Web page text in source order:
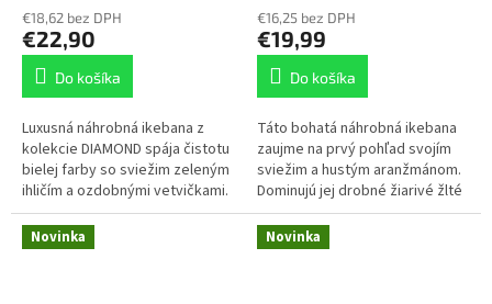
€18,62 bez DPH
€22,90
Do košíka
Luxusná náhrobná ikebana z
kolekcie DIAMOND spája čistotu
bielej farby so sviežim zeleným
ihličím a ozdobnými vetvičkami.
Dominantou aranžmánu je
nádherná, plne rozkvitnutá...
€16,25 bez DPH
€19,99
Do košíka
Táto bohatá náhrobná ikebana
zaujme na prvý pohľad svojím
sviežim a hustým aranžmánom.
Dominujú jej drobné žiarivé žlté
kvietky, ktoré sú vkusne
prepletené kontrastnými
tmavými...
Novinka Novinka